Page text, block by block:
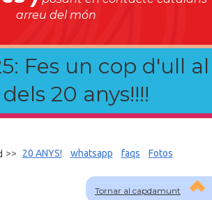
arreu del món
Fes un cop d'ull al
20 anys!!!!
Tornar al capdamunt
>> 20 ANYS! whatsapp faqs Fotos